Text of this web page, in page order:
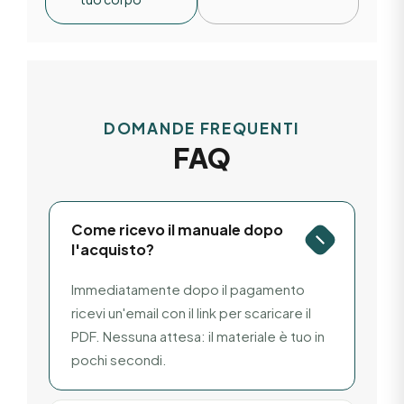
DOMANDE FREQUENTI
FAQ
Come ricevo il manuale dopo
l'acquisto?
Immediatamente dopo il pagamento
ricevi un'email con il link per scaricare il
PDF. Nessuna attesa: il materiale è tuo in
pochi secondi.